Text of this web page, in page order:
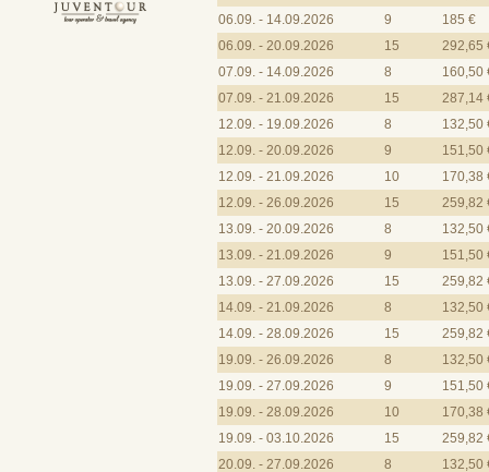
06.09. - 14.09.2026
9
185 €
06.09. - 20.09.2026
15
292,65
07.09. - 14.09.2026
8
160,50
07.09. - 21.09.2026
15
287,14
12.09. - 19.09.2026
8
132,50
12.09. - 20.09.2026
9
151,50
12.09. - 21.09.2026
10
170,38
12.09. - 26.09.2026
15
259,82
13.09. - 20.09.2026
8
132,50
13.09. - 21.09.2026
9
151,50
13.09. - 27.09.2026
15
259,82
14.09. - 21.09.2026
8
132,50
14.09. - 28.09.2026
15
259,82
19.09. - 26.09.2026
8
132,50
19.09. - 27.09.2026
9
151,50
19.09. - 28.09.2026
10
170,38
19.09. - 03.10.2026
15
259,82
20.09. - 27.09.2026
8
132,50